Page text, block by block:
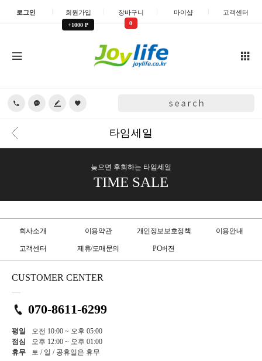
로그인 회원가입
+1000 P
장바구니
0
마이샵 고객센터
타임세일
늦으면 후회하는 타임세일
TIME SALE
회사소개 이용약관 개인정보보호정책 이용안내
고객센터 제휴/도매문의 PC버젼
CUSTOMER CENTER
070-8611-6299
평일
오전 10:00 ~ 오후 05:00
점심
오후 12:00 ~ 오후 01:00
휴무
토 / 일 / 공휴일은 휴무